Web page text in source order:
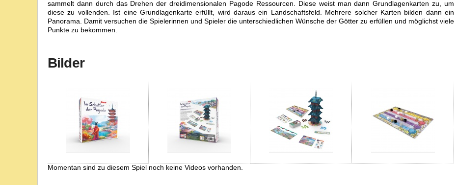
sammelt dann durch das Drehen der dreidimensionalen Pagode Ressourcen. Diese weist man dann Grundlagenkarten zu, um
diese zu vollenden. Ist eine Grundlagenkarte erfüllt, wird daraus ein Landschaftsfeld. Mehrere solcher Karten bilden dann ein
Panorama. Damit versuchen die Spielerinnen und Spieler die unterschiedlichen Wünsche der Götter zu erfüllen und möglichst viele
Punkte zu bekommen.
Bilder
Momentan sind zu diesem Spiel noch keine Videos vorhanden.